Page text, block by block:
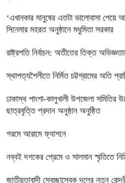
‘এখানকার মানুষের এতটা ভালোবাসা
সিনেমার মহরত অনুষ্ঠানে মধুমিতা সরকার
রাষ্ট্রপতি নির্বাচন: অতীতের তিক্ত
স্থাপত্যশৈলীতে নির্মিত চট্টগ্রামের অতি
ঢাকাস্থ পাংশা-কালুখালী উপজেলা সমিতির
ছাত্রবৃত্তি প্রদান অনুষ্ঠান অনুষ্ঠিত
গরমে আরামে ফ্যাশনে
নব্বই দশকের প্রেমে ও সালমান স্মৃতিতে
জাতীয়তাবাদী স্বেচ্ছাসেবক দলের নতুন